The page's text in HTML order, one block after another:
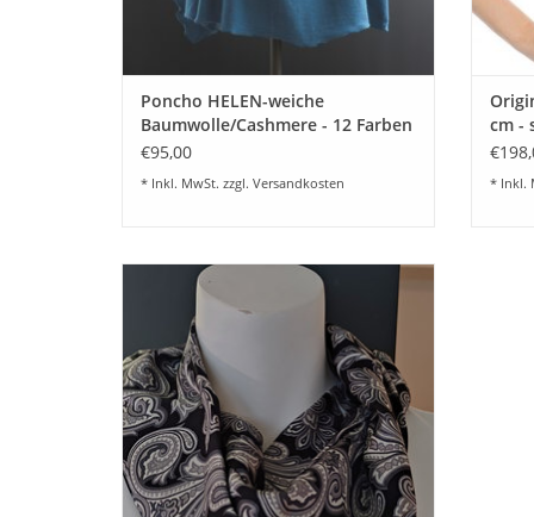
Poncho HELEN-weiche
Baumwolle/Cashmere - 12 Farben
lieferbar
€95,00
* Inkl. MwSt. zzgl. Versandkosten
cm -
* Inkl.
Schönes Seidencollier aus 100% feinster
Seide mit Magnetverschluß. Ein schöner
und sehr praktischer Accessoire Artikel und
eine schöne Geschenkidee.
ZUM WARENKORB HINZUFÜGEN